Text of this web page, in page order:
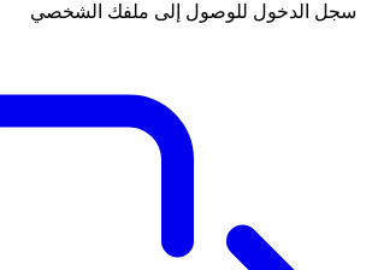
سجل الدخول للوصول إلى ملفك الشخصي